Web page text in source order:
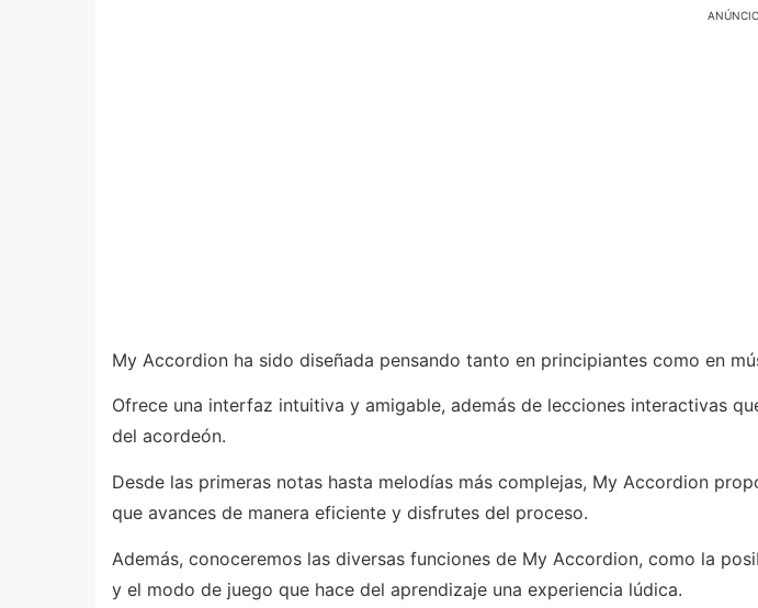
My Accordion ha sido diseñada pensando tanto en principiantes como en
Ofrece una interfaz intuitiva y amigable, además de lecciones interactivas
del acordeón.
Desde las primeras notas hasta melodías más complejas, My Accordion
que avances de manera eficiente y disfrutes del proceso.
Además, conoceremos las diversas funciones de My Accordion, como la
y el modo de juego que hace del aprendizaje una experiencia lúdica.